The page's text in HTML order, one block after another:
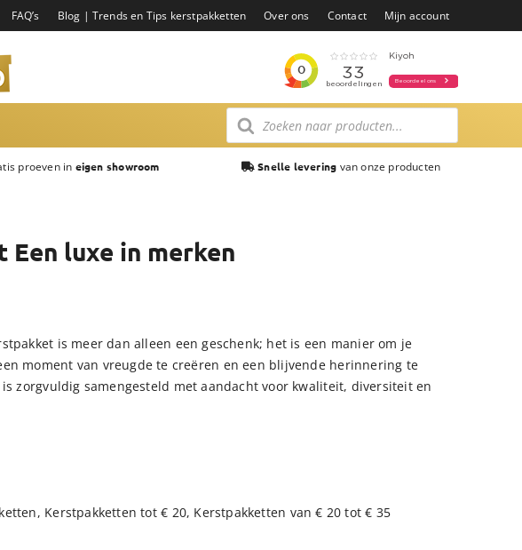
FAQ’s Blog | Trends en Tips kerstpakketten Over ons Contact Mijn account
Producten
zoeken
proeven in eigen showroom Snelle levering van onze producten
Een luxe in merken
is meer dan alleen een geschenk; het is een manier om je
moment van vreugde te creëren en een blijvende herinnering te
zorgvuldig samengesteld met aandacht voor kwaliteit, diversiteit en
, Kerstpakketten tot € 20, Kerstpakketten van € 20 tot € 35